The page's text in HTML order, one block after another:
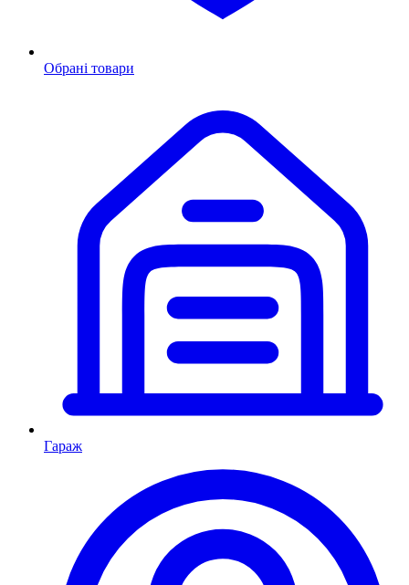
Обрані товари
Гараж